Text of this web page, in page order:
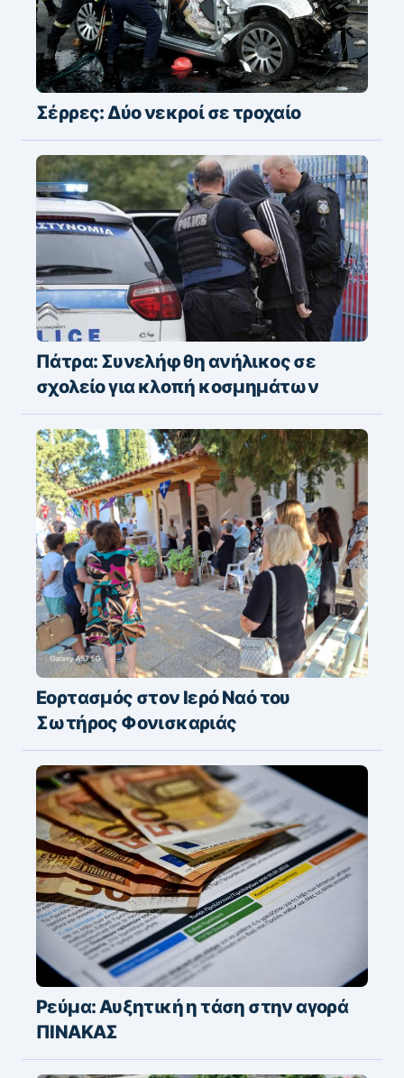
Σέρρες: Δύο νεκροί σε τροχαίο
Πάτρα: Συνελήφθη ανήλικος σε
σχολείο για κλοπή κοσμημάτων
Εορτασμός στον Ιερό Ναό του
Σωτήρος Φονισκαριάς
Ρεύμα: Αυξητική η τάση στην αγορά
ΠΙΝΑΚΑΣ